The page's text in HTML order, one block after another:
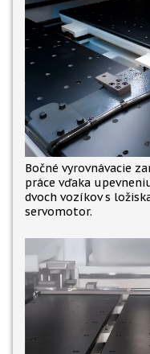
Bočné vyrovnávacie
práce vďaka
dvoch vozíkov s
servomotor.